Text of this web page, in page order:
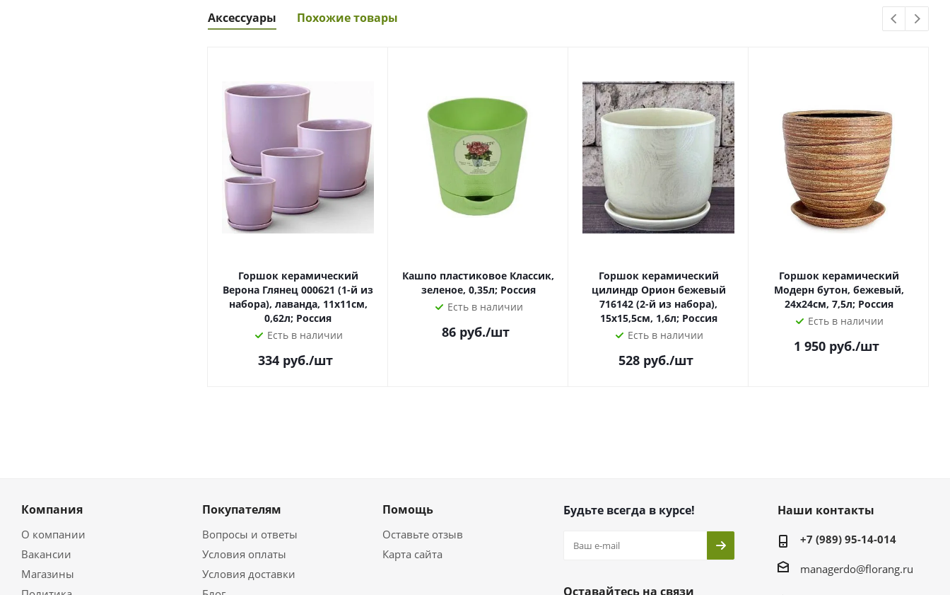
Аксессуары Похожие товары
Горшок керамический
Верона Глянец 000621 (1-й из
набора), лаванда, 11х11см,
0,62л; Россия
Есть в наличии
334 руб./шт
Кашпо пластиковое Классик,
зеленое, 0,35л; Россия
Есть в наличии
86 руб./шт
Горшок керамический
цилиндр Орион бежевый
716142 (2-й из набора),
15х15,5см, 1,6л; Россия
Есть в наличии
528 руб./шт
Горшок керамический
Модерн бутон, бежевый,
24х24см, 7,5л; Россия
Есть в наличии
1 950руб./шт
Компания
О компании
Вакансии
Магазины
Покупателям
Вопросы и ответы
Условия оплаты
Условия доставки
Помощь
Оставьте отзыв
Карта сайта
Будьте всегда в курсе!
Оставайтесь на связи
Наши контакты
+7 (989) 95-14-014
managerdo@florang.ru